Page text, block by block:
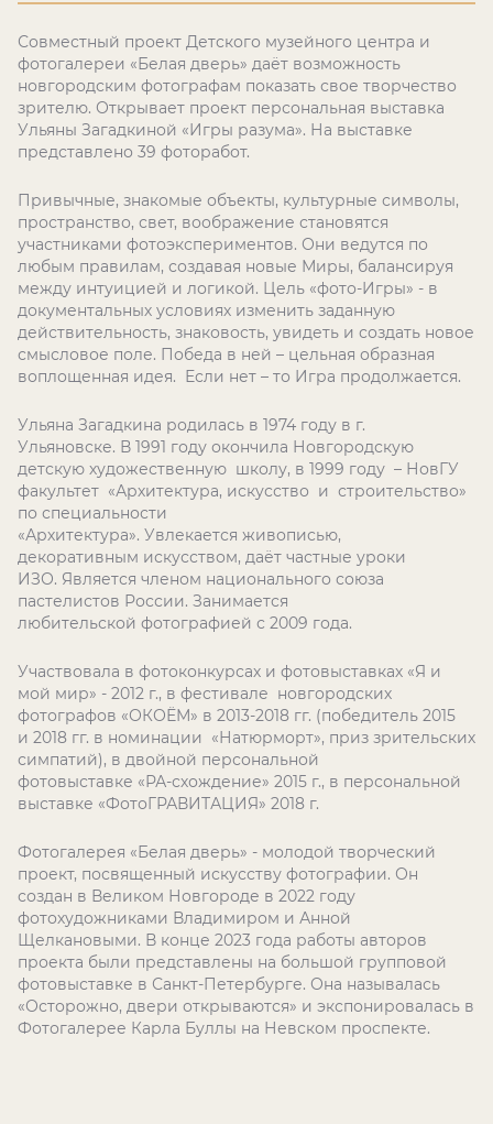
Совместный проект Детского музейного центра и
фотогалереи «Белая дверь» даёт возможность
новгородским фотографам показать свое творчество
зрителю. Открывает проект персональная выставка
Ульяны Загадкиной «Игры разума». На выставке
представлено 39 фоторабот.
Привычные, знакомые объекты, культурные символы,
пространство, свет, воображение становятся
участниками фотоэкспериментов. Они ведутся по
любым правилам, создавая новые Миры, балансируя
между интуицией и логикой. Цель «фото-Игры» - в
документальных условиях изменить заданную
действительность, знаковость, увидеть и создать новое
смысловое поле. Победа в ней – цельная образная
воплощенная идея. Если нет – то Игра продолжается.
Ульяна Загадкина родилась в 1974 году в г.
Ульяновске. В 1991 году окончила Новгородскую
детскую художественную школу, в 1999 году – НовГУ
факультет «Архитектура, искусство и строительство»
по специальности
«Архитектура». Увлекается живописью,
декоративным искусством, даёт частные уроки
ИЗО. Является членом национального союза
пастелистов России. Занимается
любительской фотографией с 2009 года.
Участвовала в фотоконкурсах и фотовыставках «Я и
мой мир» - 2012 г., в фестивале новгородских
фотографов «ОКОЁМ» в 2013-2018 гг. (победитель 2015
и 2018 гг. в номинации «Натюрморт», приз зрительских
симпатий), в двойной персональной
фотовыставке «РА-схождение» 2015 г., в персональной
выставке «ФотоГРАВИТАЦИЯ» 2018 г.
Фотогалерея «Белая дверь» - молодой творческий
проект, посвященный искусству фотографии. Он
создан в Великом Новгороде в 2022 году
фотохудожниками Владимиром и Анной
Щелкановыми. В конце 2023 года работы авторов
проекта были представлены на большой групповой
фотовыставке в Санкт-Петербурге. Она называлась
«Осторожно, двери открываются» и экспонировалась в
Фотогалерее Карла Буллы на Невском проспекте.